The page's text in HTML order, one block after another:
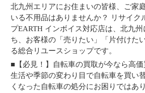
北九州エリアにお住まいの皆様、ご家
いる不用品はありませんか？ リサイク
プEARTH インボイス対応店は、北九
ち、お客様の「売りたい」「片付けた
る総合リユースショップです。
■【必見！】自転車の買取が今なら高
生活や季節の変わり目で自転車を買い
くなった自転車の処分にお困りではあ